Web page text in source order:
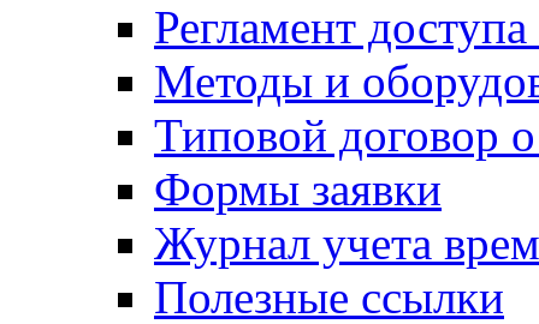
Регламент
Методы и
Типовой договор
Формы заявки
Журнал учета
Полезные ссылки